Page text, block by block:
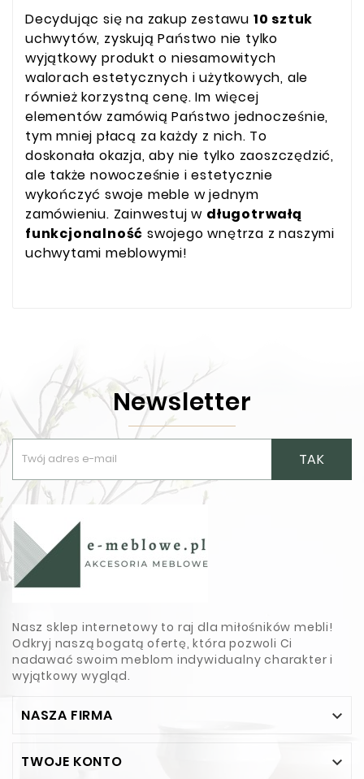
Decydując się na zakup zestawu 10 sztuk
uchwytów, zyskują Państwo nie tylko
wyjątkowy produkt o niesamowitych
walorach estetycznych i użytkowych, ale
również korzystną cenę. Im więcej
elementów zamówią Państwo jednocześnie,
tym mniej płacą za każdy z nich. To
doskonała okazja, aby nie tylko zaoszczędzić,
ale także nowocześnie i estetycznie
wykończyć swoje meble w jednym
zamówieniu. Zainwestuj w długotrwałą
funkcjonalność swojego wnętrza z naszymi
uchwytami meblowymi!
Newsletter
TAK
Nasz sklep internetowy to raj dla miłośników mebli!
Odkryj naszą bogatą ofertę, która pozwoli Ci
nadawać swoim meblom indywidualny charakter i
wyjątkowy wygląd.
NASZA FIRMA 
TWOJE KONTO 